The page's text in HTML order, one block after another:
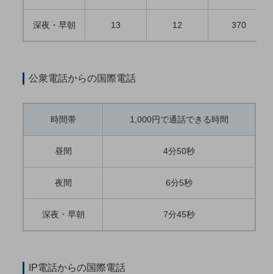
モビリティ
製造・建設業
モバイルTOP
おすすめの機種、料金やサービスをご紹介
ビジネス向けスマートフォン
深夜・早朝 13 12 370
公衆電話からの国際電話
時間帯 1,000円で通話できる時間
昼間 4分50秒
夜間 6分5秒
深夜・早朝 7分45秒
IP電話からの国際電話